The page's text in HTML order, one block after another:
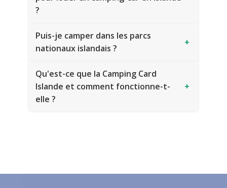
?
Puis-je camper dans les parcs
nationaux islandais ?
+
Qu'est-ce que la Camping Card
Islande et comment fonctionne-t-
elle ?
+